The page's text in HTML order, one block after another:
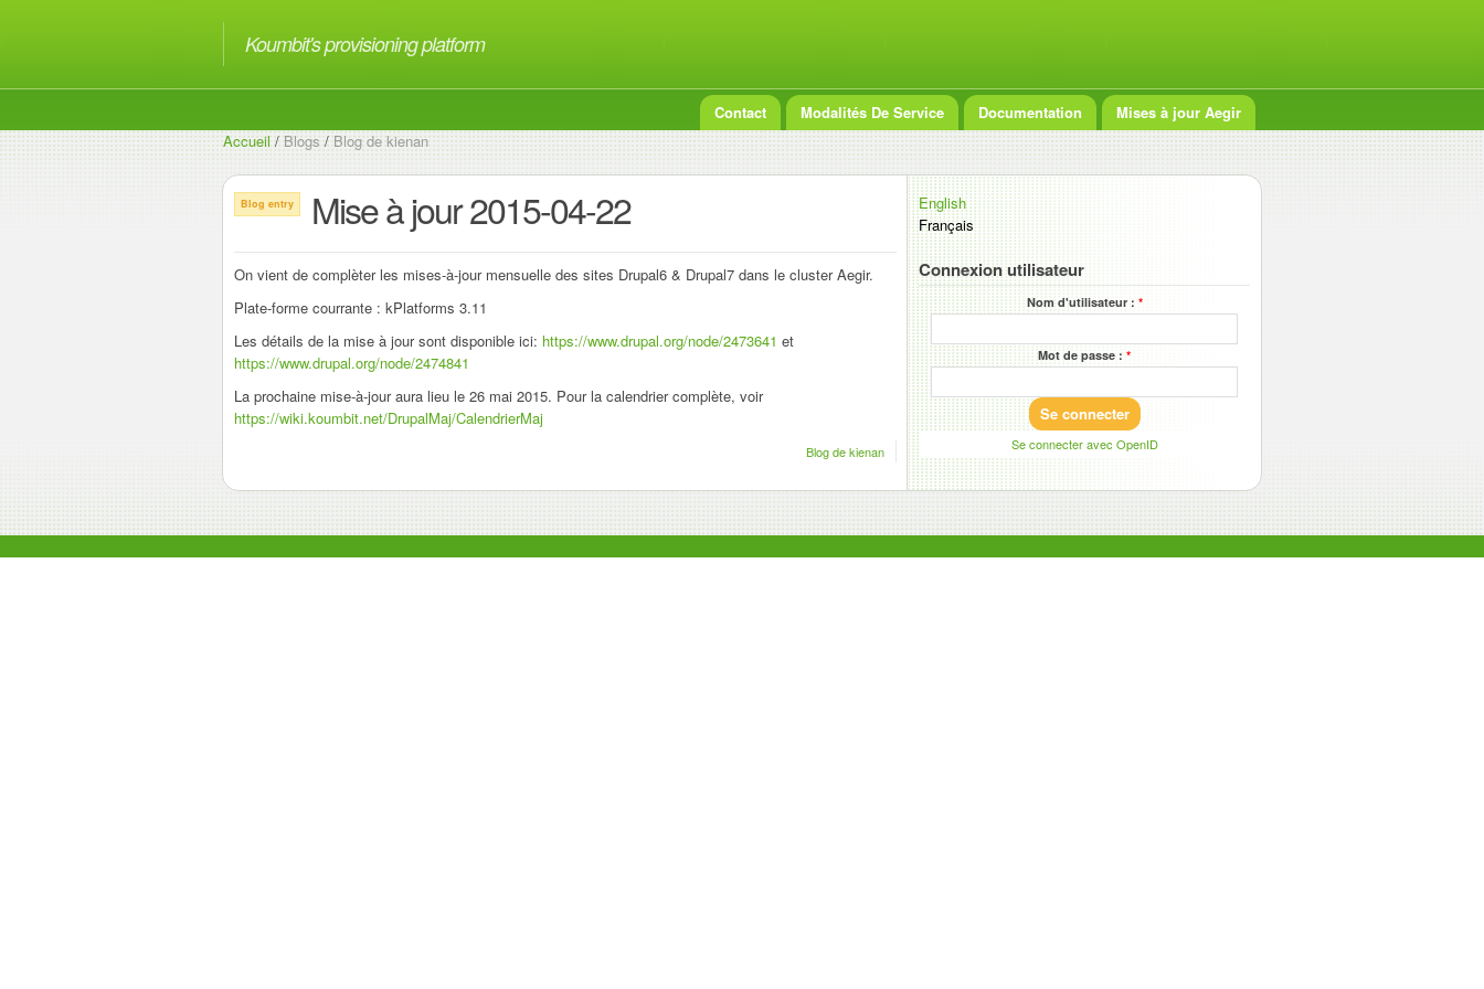
Koumbit's provisioning platform
Mises à jour Aegir
Documentation
Modalités De Service
Contact
Accueil/Blogs/Blog de kienan
Blog entry Mise à jour 2015-04-22
On vient de complèter les mises-à-jour mensuelle des sites Drupal6 & Drupal7 dans le cluster Aegir.
Plate-forme courrante : kPlatforms 3.11
Les détails de la mise à jour sont disponible ici: https://www.drupal.org/node/2473641 et
https://www.drupal.org/node/2474841
La prochaine mise-à-jour aura lieu le 26 mai 2015. Pour la calendrier complète, voir
https://wiki.koumbit.net/DrupalMaj/CalendrierMaj
Blog de kienan
English
Français
Connexion utilisateur
Nom d'utilisateur : *
Mot de passe : *
Se connecter avec OpenID